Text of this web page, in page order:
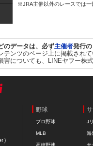
※JRA主催以外のレースでは一
のデータは、必ず主催者発行
テンツのページ上に掲載され
害についても、LINEヤフー株
野球
プロ野球
MLB
高校野球
J
海
サ